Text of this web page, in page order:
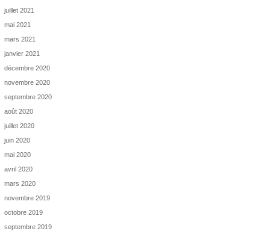
juillet 2021
mai 2021
mars 2021
janvier 2021
décembre 2020
novembre 2020
septembre 2020
août 2020
juillet 2020
juin 2020
mai 2020
avril 2020
mars 2020
novembre 2019
octobre 2019
septembre 2019